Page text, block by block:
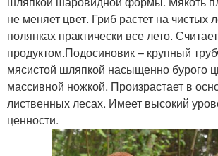
не меняет цвет. Гриб растет на чистых
полянках практически все лето.
продуктом.Подосиновик – крупный
мясистой шляпкой насыщенно бурого
массивной ножкой. Произрастает в
лиственных лесах. Имеет высокий
ценности.